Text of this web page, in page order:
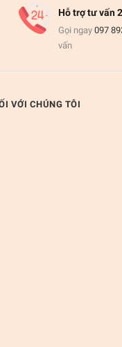
Hỗ trợ tư vấn
Gọi ngay 097
vấn
VỚI CHÚNG TÔI